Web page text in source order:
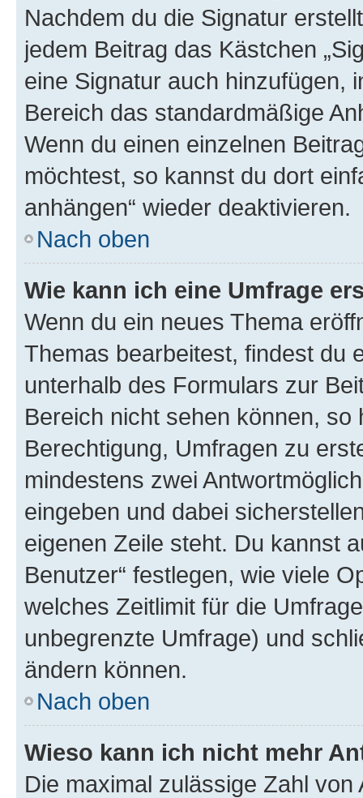
Nachdem du die Signatur
jedem Beitrag das Kästchen
eine Signatur auch hinzufügen,
Bereich das standardmäßige
Wenn du einen einzelnen
möchtest, so kannst du dort
anhängen“ wieder deaktivieren.
Nach oben
Wie kann ich eine Umfrage
Wenn du ein neues Thema
Themas bearbeitest, findest du
unterhalb des Formulars zur
Bereich nicht sehen können,
Berechtigung, Umfragen zu
mindestens zwei
eingeben und dabei
eigenen Zeile steht. Du kannst
Benutzer“ festlegen, wie viele
welches Zeitlimit für die
unbegrenzte Umfrage) und
ändern können.
Nach oben
Wieso kann ich nicht mehr
Die maximal zulässige Zahl